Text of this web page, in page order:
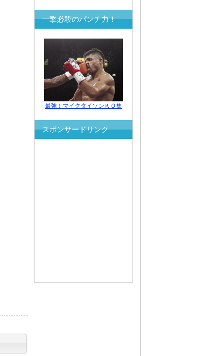
一撃必殺のパンチ力！
最強！マイクタイソンＫＯ集
スポンサードリンク